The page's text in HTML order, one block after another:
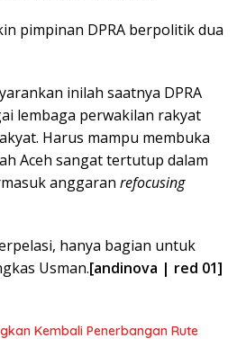
pimpinan DPRA berpolitik dua
inilah saatnya DPRA
lembaga perwakilan rakyat
Harus mampu membuka
Aceh sangat tertutup dalam
anggaran refocusing
hanya bagian untuk
Usman.[andinova | red 01]
Kembali Penerbangan Rute